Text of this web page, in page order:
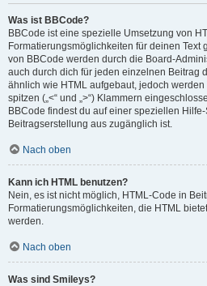
Was ist BBCode?
BBCode ist eine spezielle Umsetzung von
Formatierungsmöglichkeiten für deinen Text
von BBCode werden durch die Board-
auch durch dich für jeden einzelnen Beitrag
ähnlich wie HTML aufgebaut, jedoch werden
spitzen („<“ und „>“) Klammern
BBCode findest du auf einer speziellen
Beitragserstellung aus zugänglich ist.
Nach oben
Kann ich HTML benutzen?
Nein, es ist nicht möglich, HTML-Code in
Formatierungsmöglichkeiten, die HTML
werden.
Nach oben
Was sind Smileys?